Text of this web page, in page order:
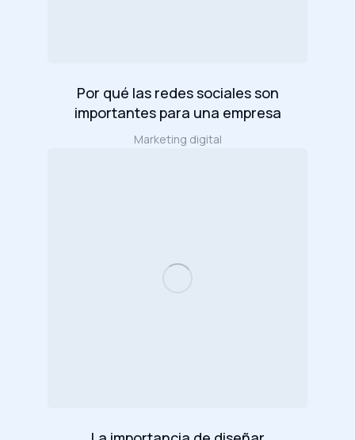
Por qué las redes sociales son
importantes para una empresa
Marketing digital